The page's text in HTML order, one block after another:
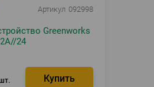
Артикул 092998
Greenworks
2А//24